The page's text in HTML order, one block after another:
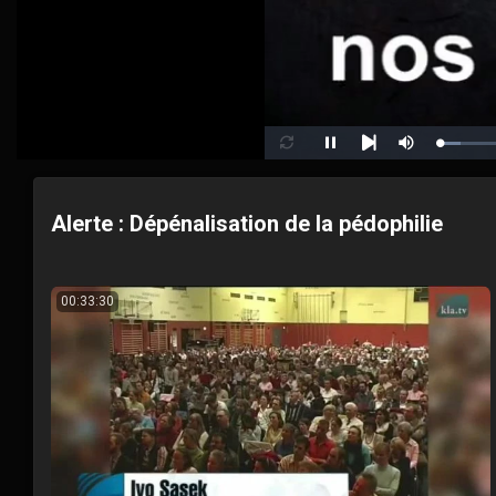
Pause
Next
Mute Loaded:
4.90%
Alerte : Dépénalisation de la pédophilie
00:33:30